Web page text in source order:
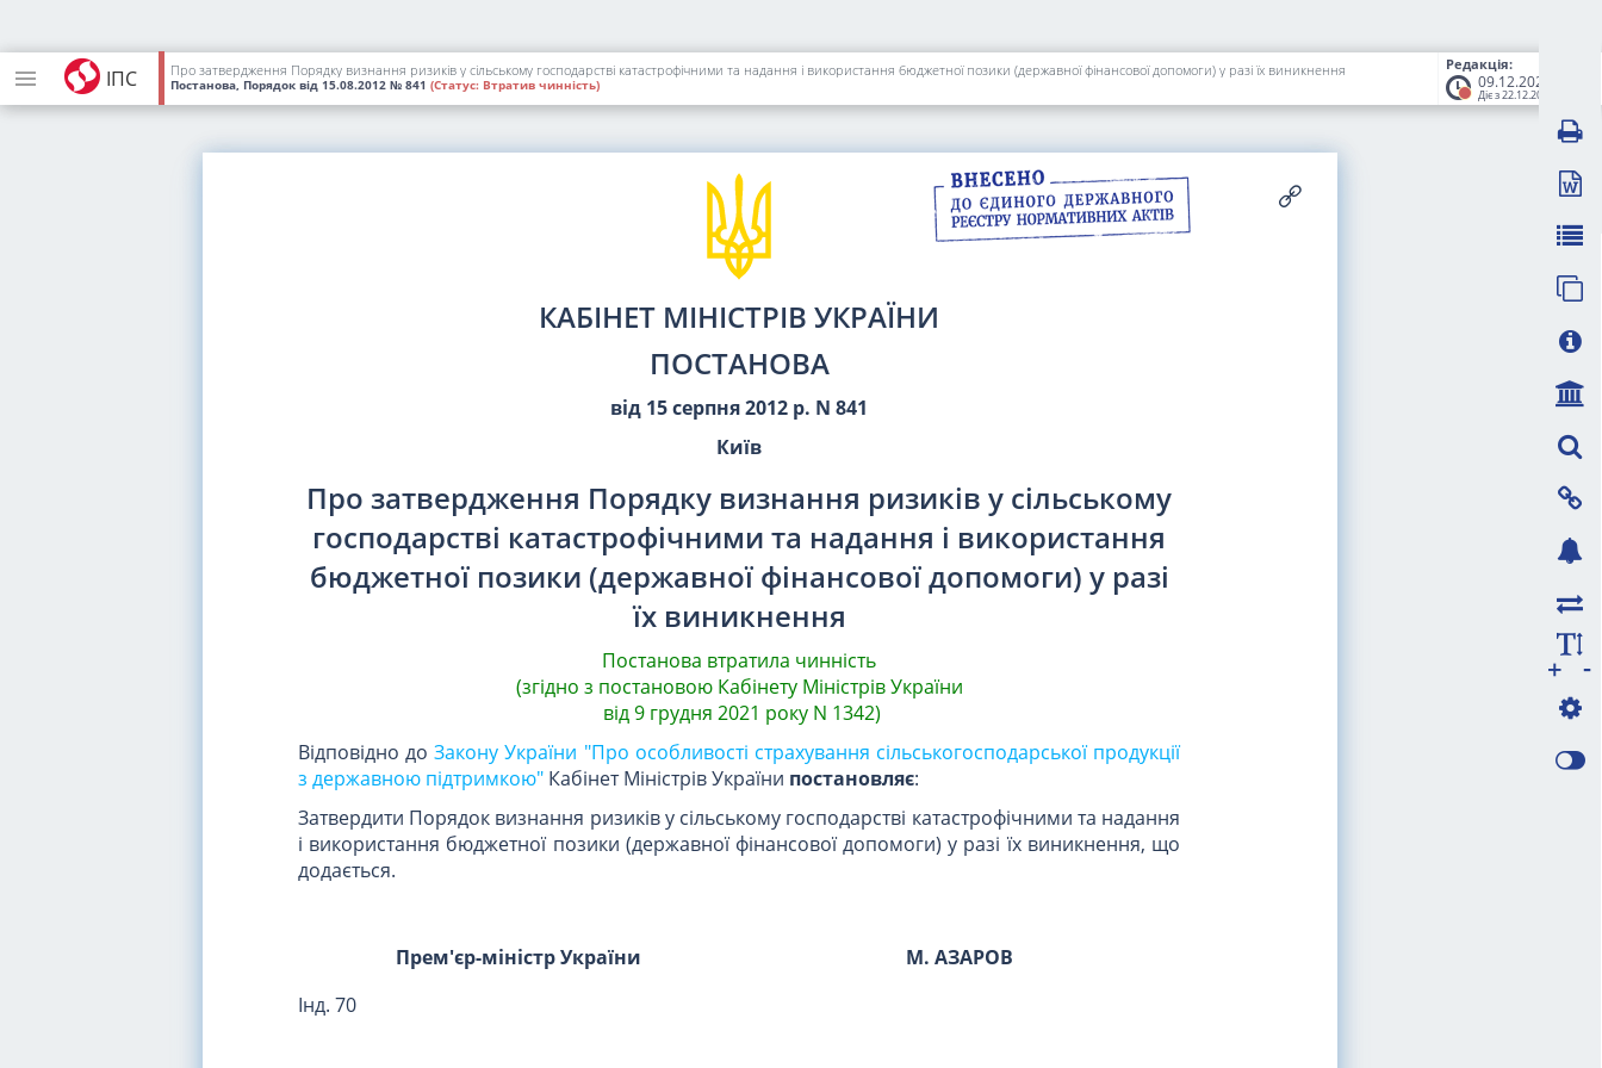
ІПС
Редакція:
09.12.2021
Діє з 22.12.2021
Про затвердження Порядку визнання ризиків у сільському господарстві катастрофічними та надання і використання бюджетної позики (державної фінансової допомоги) у разі їх виникнення
Постанова, Порядок від 15.08.2012 № 841 (Статус: Втратив чинність)
КАБІНЕТ МІНІСТРІВ УКРАЇНИ
ПОСТАНОВА
від 15 серпня 2012 р. N 841
Київ
Про затвердження Порядку визнання ризиків у сільському
господарстві катастрофічними та надання і використання
бюджетної позики (державної фінансової допомоги) у разі
їх виникнення
Постанова втратила чинність
(згідно з постановою Кабінету Міністрів України
від 9 грудня 2021 року N 1342)
Відповідно доЗакону України "Про особливості страхування сільськогосподарської продукції
з державною підтримкою" Кабінет Міністрів України постановляє:
Затвердити Порядок визнання ризиків у сільському господарстві катастрофічними та надання
і використання бюджетної позики (державної фінансової допомоги) у разі їх виникнення, що
додається.
Прем'єр-міністр України
М. АЗАРОВ
Інд. 70
-
+